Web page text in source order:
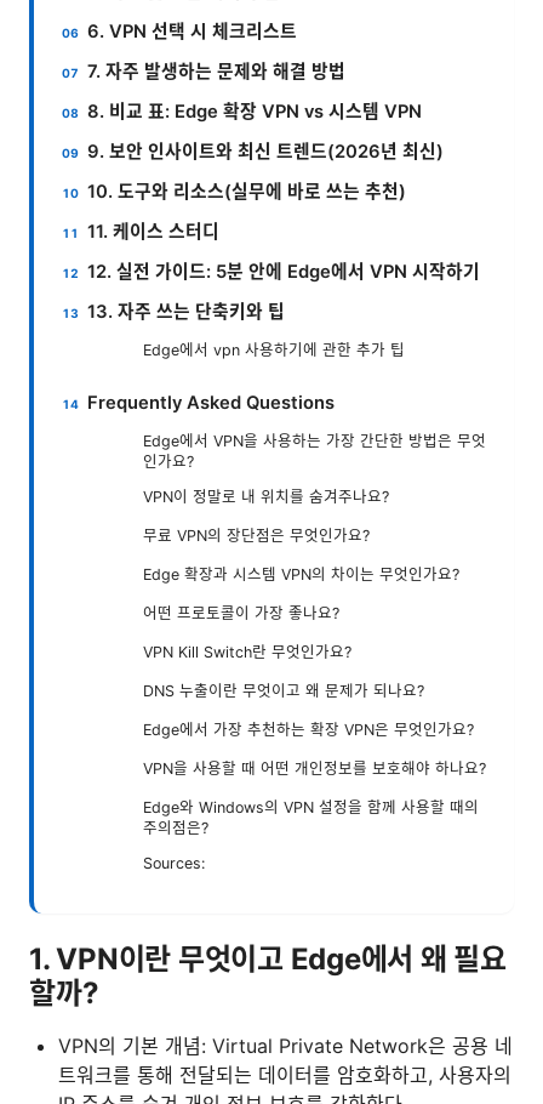
6. VPN 선택 시 체크리스트
7. 자주 발생하는 문제와 해결 방법
8. 비교 표: Edge 확장 VPN vs 시스템 VPN
9. 보안 인사이트와 최신 트렌드(2026년 최신)
10. 도구와 리소스(실무에 바로 쓰는 추천)
11. 케이스 스터디
12. 실전 가이드: 5분 안에 Edge에서 VPN 시작하기
13. 자주 쓰는 단축키와 팁
Edge에서 vpn 사용하기에 관한 추가 팁
Frequently Asked Questions
Edge에서 VPN을 사용하는 가장 간단한 방법은 무엇
인가요?
VPN이 정말로 내 위치를 숨겨주나요?
무료 VPN의 장단점은 무엇인가요?
Edge 확장과 시스템 VPN의 차이는 무엇인가요?
어떤 프로토콜이 가장 좋나요?
VPN Kill Switch란 무엇인가요?
DNS 누출이란 무엇이고 왜 문제가 되나요?
Edge에서 가장 추천하는 확장 VPN은 무엇인가요?
VPN을 사용할 때 어떤 개인정보를 보호해야 하나요?
Edge와 Windows의 VPN 설정을 함께 사용할 때의
주의점은?
Sources:
1. VPN이란 무엇이고 Edge에서 왜 필요
할까?
VPN의 기본 개념: Virtual Private Network은 공용 네
트워크를 통해 전달되는 데이터를 암호화하고, 사용자의